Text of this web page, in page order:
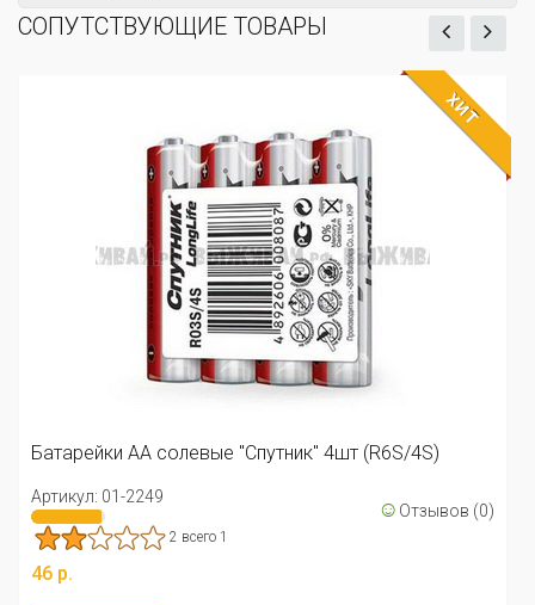
СОПУТСТВУЮЩИЕ ТОВАРЫ
(R6S/4S)
☺Отзывов (0)
Батарейки АА цинковые "Kodak"
Артикул: 01-2250
245 р.